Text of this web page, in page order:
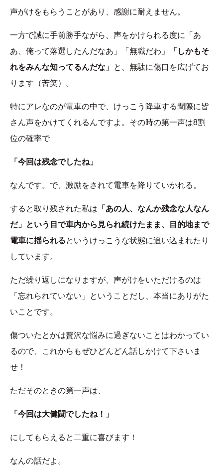
声がけをもらうことがあり、感謝に耐えません。
一方で誠に手前勝手ながら、声をかけられる度に「あ
あ、俺って落選したんだなあ」「無職だわ」
「しかもそ
れをみんな知ってるんだな」 と、無駄に傷口を広げてお
ります（苦笑）。
特にアレなのが電車の中で、けっこう降車する間際に皆
さん声をかけてくれるんですよ。その時の第一声は8割
位の確率で
「今回は残念でしたね」
なんです。で、激励をされて電車を降りていかれる。
すると取り残された私は 「あの人、なんか残念な人なん
だ」という目で車内から見られ続けたまま、目的地まで
電車に揺られるというけっこうな状態に追い込まれたり
しています。
ただ繰り返しになりますが、声がけをいただけるのは
「忘れられていない」ということだし、本当にありがた
いことです。
傷ついたとかは贅沢な悩みに過ぎないことはわかってい
るので、これからもぜひどんどん話しかけて下さいま
せ！
ただそのときの第一声は、
「今回は大健闘でしたね！」
にしてもらえると二重に喜びます！
なんの話だよ。